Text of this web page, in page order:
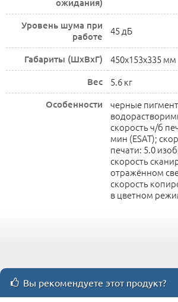
ожидания)
Уровень шума при
работе
45 дБ
Габариты (ШхВхГ) 450x153x335 мм
Вес 5.6 кг
Особенности
черные
cкорость ч/б
мин (ESAT);
печати: 5.0
скорость
отражённом
скорость
в цветном
Вы рекомендуете этот продукт?